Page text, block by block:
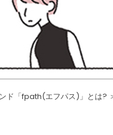
ド「fpath(エフパス)」とは?